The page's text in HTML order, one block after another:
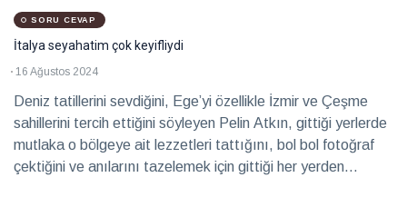
SORU CEVAP
İtalya seyahatim çok keyifliydi
16 Ağustos 2024
Deniz tatillerini sevdiğini, Ege’yi özellikle İzmir ve Çeşme
sahillerini tercih ettiğini söyleyen Pelin Atkın, gittiği yerlerde
mutlaka o bölgeye ait lezzetleri tattığını, bol bol fotoğraf
çektiğini ve anılarını tazelemek için gittiği her yerden